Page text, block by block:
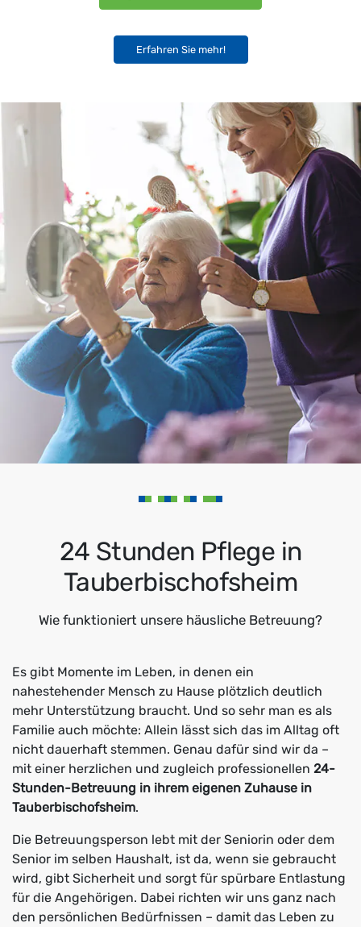
Erfahren Sie mehr!
24 Stunden Pflege in
Tauberbischofsheim
Wie funktioniert unsere häusliche Betreuung?
Es gibt Momente im Leben, in denen ein
nahestehender Mensch zu Hause plötzlich deutlich
mehr Unterstützung braucht. Und so sehr man es als
Familie auch möchte: Allein lässt sich das im Alltag oft
nicht dauerhaft stemmen. Genau dafür sind wir da –
mit einer herzlichen und zugleich professionellen 24-
Stunden-Betreuung in ihrem eigenen Zuhause in
Tauberbischofsheim.
Die Betreuungsperson lebt mit der Seniorin oder dem
Senior im selben Haushalt, ist da, wenn sie gebraucht
wird, gibt Sicherheit und sorgt für spürbare Entlastung
für die Angehörigen. Dabei richten wir uns ganz nach
den persönlichen Bedürfnissen – damit das Leben zu